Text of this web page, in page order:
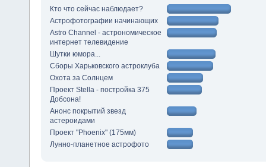
Кто что сейчас наблюдает?
Астрофотографии начинающих
Astro Channel - астрономическое
интернет телевидение
Шутки юмора...
Сборы Харьковского астроклуба
Охота за Солнцем
Проект Stella - постройка 375
Добсона!
Анонс покрытий звезд
астероидами
Проект "Phoenix" (175мм)
Лунно-планетное астрофото